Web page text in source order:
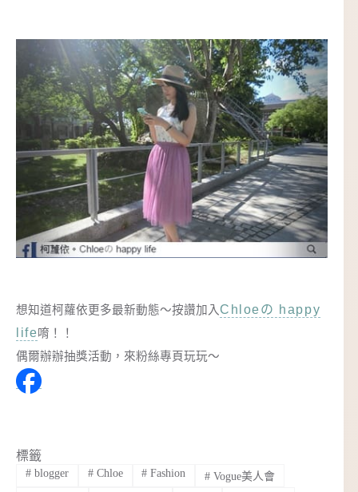
想知道柯蘿依更多最新動態～按讚加入Chloeの happy
life唷！！
偶爾辦辦抽獎活動，來粉絲專頁玩玩～
標籤
#blogger #Chloe # Fashion # Vogue美人會